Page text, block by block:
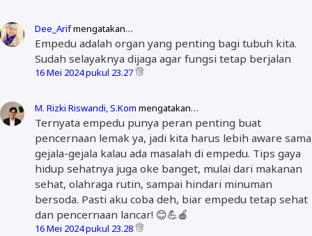
Dee_Arifmengatakan…
Empedu adalah organ yang penting bagi tubuh kita.
Sudah selayaknya dijaga agar fungsi tetap berjalan
16 Mei 2024 pukul 23.27
M. Rizki Riswandi, S.Kom mengatakan…
Ternyata empedu punya peran penting buat
pencernaan lemak ya, jadi kita harus lebih aware sama
gejala-gejala kalau ada masalah di empedu. Tips gaya
hidup sehatnya juga oke banget, mulai dari makanan
sehat, olahraga rutin, sampai hindari minuman
bersoda. Pasti aku coba deh, biar empedu tetap sehat
dan pencernaan lancar! 😊💪🍎
16 Mei 2024 pukul 23.28